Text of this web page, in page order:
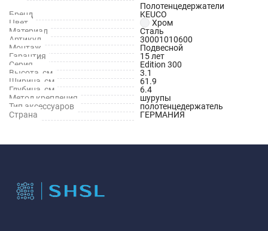
Полотенцедержатели
Бренд
KEUCO
Цвет
Хром
Материал
Сталь
Артикул
30001010600
Монтаж
Подвесной
Гарантия
15 лет
Серия
Edition 300
Высота, см
3.1
Ширина, см
61.9
Глубина, см
6.4
Метод крепления
шурупы
Тип аксессуаров
полотенцедержатель
Страна
ГЕРМАНИЯ